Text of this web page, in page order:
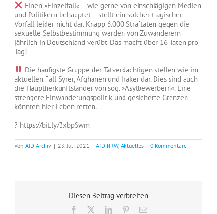
Einen »Einzelfall« – wie gerne von einschlägigen Medien
und Politikern behauptet – stellt ein solcher tragischer
Vorfall leider nicht dar. Knapp 6.000 Straftaten gegen die
sexuelle Selbstbestimmung werden von Zuwanderern
jährlich in Deutschland verübt. Das macht über 16 Taten pro
Tag!
Die häufigste Gruppe der Tatverdächtigen stellen wie im
aktuellen Fall Syrer, Afghanen und Iraker dar. Dies sind auch
die Hauptherkunftsländer von sog. »Asylbewerbern«. Eine
strengere Einwanderungspolitik und gesicherte Grenzen
könnten hier Leben retten.
? https://bit.ly/3xbpSwm
Von AfD Archiv | 28. Juli 2021 | AfD NRW, Aktuelles | 0 Kommentare
Diesen Beitrag verbreiten
Facebook LinkedInPinterest
E-